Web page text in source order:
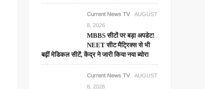
Current News TV
AUGUST
8, 2026
MBBS सीटों पर बड़ा अपडेट!
NEET सीट मैट्रिक्स से भी
बढ़ीं मेडिकल सीटें, केंद्र ने जारी किया नया ब्योरा
Current News TV
AUGUST
8, 2026